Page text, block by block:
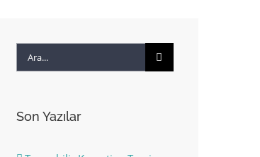
Ara:
Son Yazılar